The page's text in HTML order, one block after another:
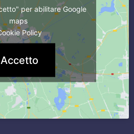
per abilitare Google
maps
Policy
Accetto